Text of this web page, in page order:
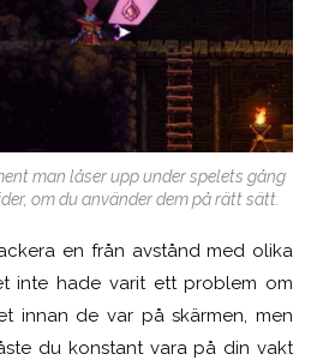
man låser upp under spelets gång
om du använder dem på rätt sätt.
en från avstånd med olika
inte hade varit ett problem om
innan de var på skärmen, men
du konstant vara på din vakt